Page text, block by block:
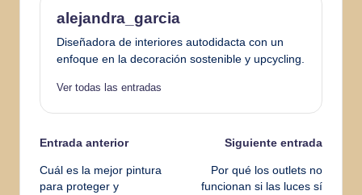
alejandra_garcia
Diseñadora de interiores autodidacta con un
enfoque en la decoración sostenible y upcycling.
Ver todas las entradas
Navegación
de
Entrada anterior
Cuál es la mejor pintura
para proteger y
Siguiente entrada
Por qué los outlets no
funcionan si las luces sí